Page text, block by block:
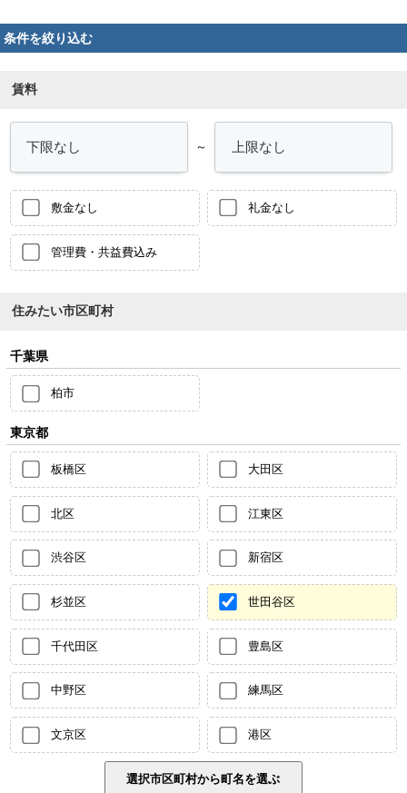
条件を絞り込む
賃料
～
敷金なし 礼金なし
管理費・共益費込み
住みたい市区町村
千葉県
柏市
東京都
板橋区 大田区
北区 江東区
渋谷区 新宿区
杉並区 世田谷区
千代田区 豊島区
中野区 練馬区
文京区 港区